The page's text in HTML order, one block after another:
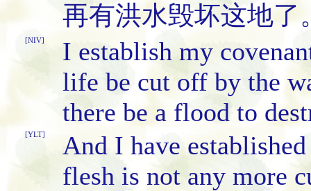
再有洪水毁坏这地了
[NIV]
I establish my
life be cut off by the
there be a flood to
[YLT]
And I have
flesh is not any more